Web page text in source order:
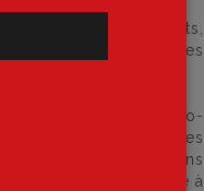
attestations de tests,
remplacements des
des données pseudo-
par exemple, des
personnels les moins
font référence à